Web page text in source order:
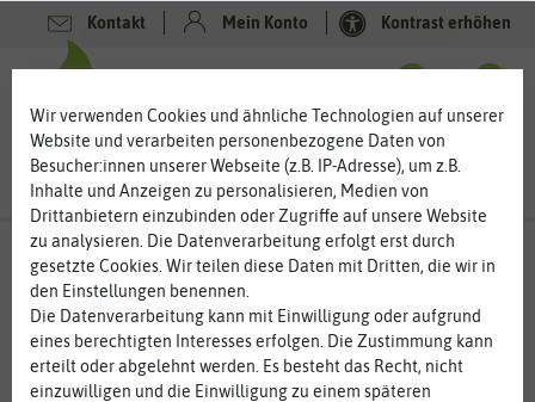
Kontakt Mein Konto Kontrast erhöhen
Wir verwenden Cookies und ähnliche Technologien auf unserer
Website und verarbeiten personenbezogene Daten von
Besucher:innen unserer Webseite (z.B. IP-Adresse), um z.B.
Inhalte und Anzeigen zu personalisieren, Medien von
Drittanbietern einzubinden oder Zugriffe auf unsere Website
zu analysieren. Die Datenverarbeitung erfolgt erst durch
gesetzte Cookies. Wir teilen diese Daten mit Dritten, die wir in
den Einstellungen benennen.
Die Datenverarbeitung kann mit Einwilligung oder aufgrund
eines berechtigten Interesses erfolgen. Die Zustimmung kann
erteilt oder abgelehnt werden. Es besteht das Recht, nicht
einzuwilligen und die Einwilligung zu einem späteren